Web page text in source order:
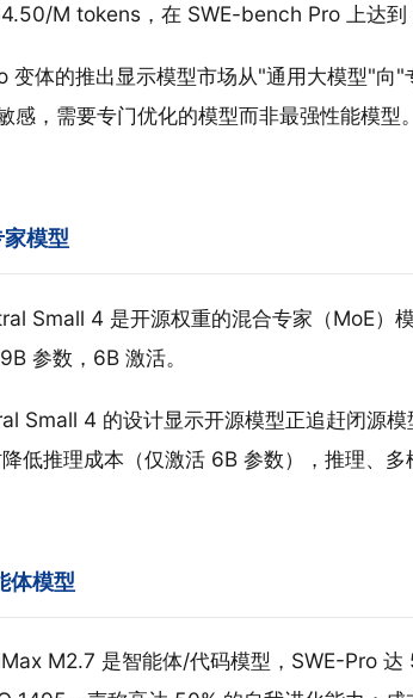
M tokens，在 SWE-bench Pro 上达到
变体的推出显示模型市场从"通用大模型"向"
感，需要专门优化的模型而非最强性能模
模型
Small 4 是开源权重的混合专家（MoE）模
参数，6B 激活。
Small 4 的设计显示开源模型正追赶闭源模
低推理成本（仅激活 6B 参数），推理、
体模型
M2.7 是智能体/代码模型，SWE-Pro 达